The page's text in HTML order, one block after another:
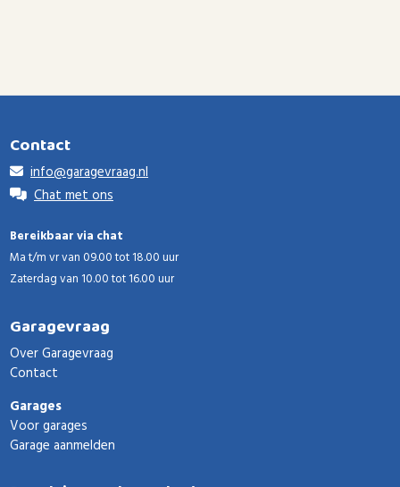
Contact
info@garagevraag.nl
Chat met ons
Bereikbaar via chat
Ma t/m vr van 09.00 tot 18.00 uur
Zaterdag van 10.00 tot 16.00 uur
Garagevraag
Over Garagevraag
Contact
Garages
Voor garages
Garage aanmelden